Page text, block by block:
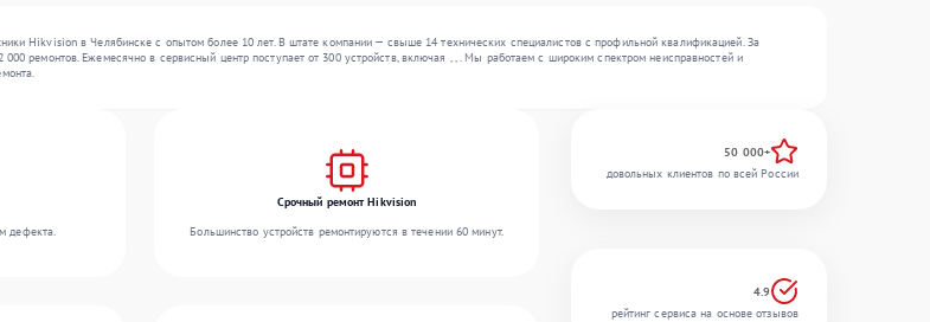
Hikvision в Челябинске с опытом более 10 лет. В штате компании — свыше 14 технических специалистов с профильной квалификацией. За
ремонтов. Ежемесячно в сервисный центр поступает от 300 устройств, включая , , . Мы работаем с широким спектром неисправностей и
дефекта.
Срочный ремонт Hikvision
Большинство устройств ремонтируются в течении 60 минут.
50 000+
довольных клиентов по всей России
4.9
рейтинг сервиса на основе отзывов